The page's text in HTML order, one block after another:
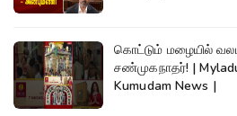
கொட்டும் மழையில்
சண்முகநாதர்! |
Kumudam News |